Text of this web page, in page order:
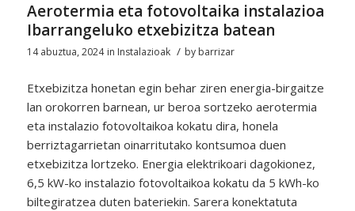
Aerotermia eta fotovoltaika instalazioa
Ibarrangeluko etxebizitza batean
14 abuztua, 2024 in Instalazioak / by barrizar
Etxebizitza honetan egin behar ziren energia-birgaitze
lan orokorren barnean, ur beroa sortzeko aerotermia
eta instalazio fotovoltaikoa kokatu dira, honela
berriztagarrietan oinarritutako kontsumoa duen
etxebizitza lortzeko. Energia elektrikoari dagokionez,
6,5 kW-ko instalazio fotovoltaikoa kokatu da 5 kWh-ko
biltegiratzea duten bateriekin. Sarera konektatuta